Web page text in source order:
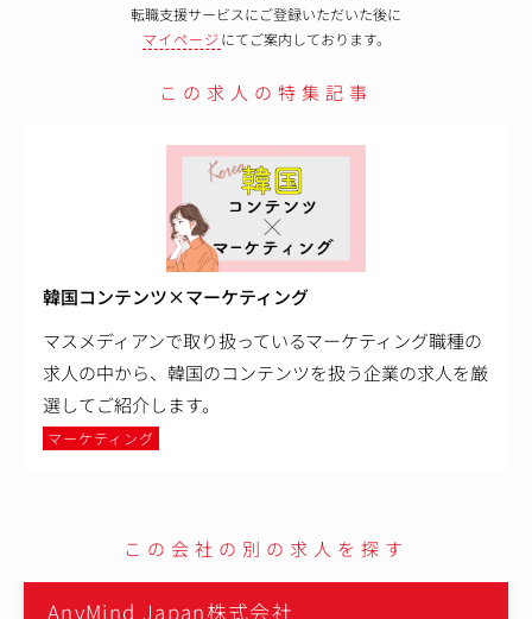
転職支援サービスにご登録いただいた後に
マイページ にてご案内しております。
この求人の特集記事
韓国コンテンツ×マーケティング
マスメディアンで取り扱っているマーケティング職種の
求人の中から、韓国のコンテンツを扱う企業の求人を厳
選してご紹介します。
マーケティング
この会社の別の求人を探す
AnyMind Japan株式会社